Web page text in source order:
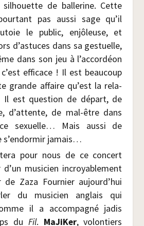
de bal­le­rine. Cette
pas aus­si sage qu’il
le public, enjô­leuse, et
d’astuces dans sa ges­tuelle,
dans son jeu à l’accordéon
effi­cace ! Il est beau­coup
grande affaire qu’est la rela­
Il est ques­tion de départ, de
d’attente, de mal-être dans
sexuelle… Mais aus­si de
s’endormir jamais…
pour nous de ce concert
d’un musi­cien incroya­ble­ment
de Zaza Four­nier aujourd’hui
du musi­cien anglais qui
il a accom­pa­gné jadis
du Fil. MaJi­Ker, volon­tiers